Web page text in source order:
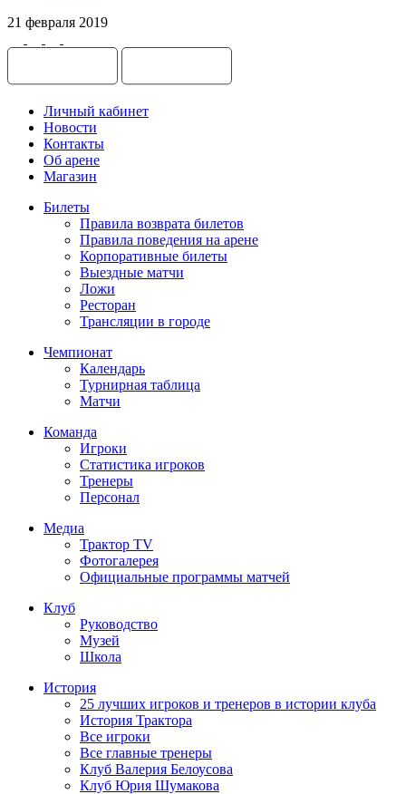
21 февраля 2019
Личный кабинет
Новости
Контакты
Об арене
Магазин
Билеты
Правила возврата билетов
Правила поведения на арене
Корпоративные билеты
Выездные матчи
Ложи
Ресторан
Трансляции в городе
Чемпионат
Календарь
Турнирная таблица
Матчи
Команда
Игроки
Статистика игроков
Тренеры
Персонал
Медиа
Трактор TV
Фотогалерея
Официальные программы матчей
Клуб
Руководство
Музей
Школа
История
25 лучших игроков и тренеров в истории клуба
История Трактора
Все игроки
Все главные тренеры
Клуб Валерия Белоусова
Клуб Юрия Шумакова